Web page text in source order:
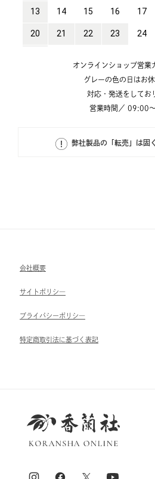
オンラインショップ営
グレーの色の日はお
対応・発送をしてお
営業時間／ 09:00
弊社製品の「転売」は固
会社概要
サイトポリシ―
ブライパシーポリシ―
特定商取引法に基づく表記